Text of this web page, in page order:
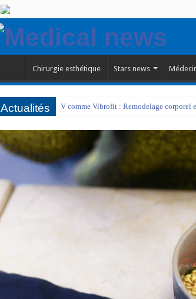
Chirurgie esthétique Stars news
Actualités V comme Vibrofit : Remodelage corporel